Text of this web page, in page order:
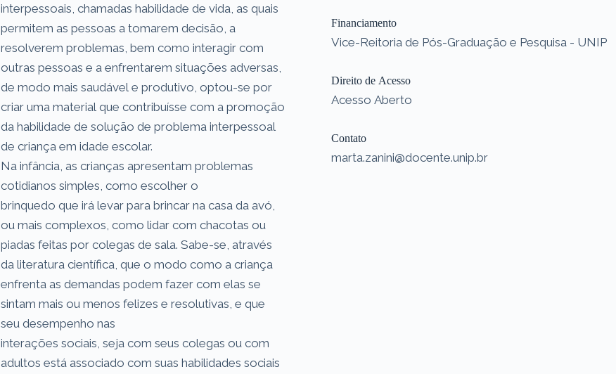
interpessoais, chamadas habilidade de vida, as quais
permitem as pessoas a tomarem decisão, a
resolverem problemas, bem como interagir com
outras pessoas e a enfrentarem situações adversas,
de modo mais saudável e produtivo, optou-se por
criar uma material que contribuísse com a promoção
da habilidade de solução de problema interpessoal
de criança em idade escolar.
Na infância, as crianças apresentam problemas
cotidianos simples, como escolher o
brinquedo que irá levar para brincar na casa da avó,
ou mais complexos, como lidar com chacotas ou
piadas feitas por colegas de sala. Sabe-se, através
da literatura científica, que o modo como a criança
enfrenta as demandas podem fazer com elas se
sintam mais ou menos felizes e resolutivas, e que
seu desempenho nas
interações sociais, seja com seus colegas ou com
adultos está associado com suas habilidades sociais
Financiamento
Vice-Reitoria de Pós-Graduação e Pesquisa - UNIP
Direito de Acesso
Acesso Aberto
Contato
marta.zanini@docente.unip.br